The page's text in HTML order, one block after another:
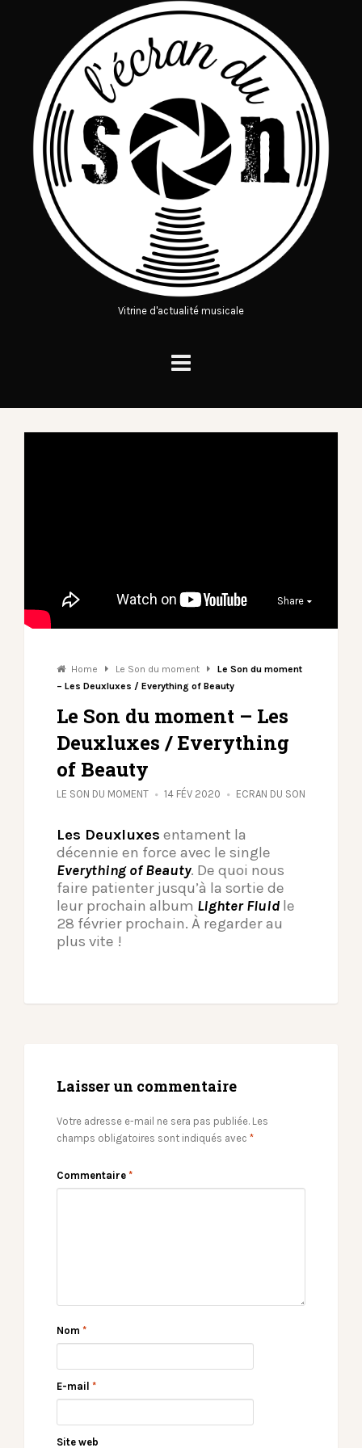
Vitrine d'actualité musicale
Share
Home Le Son du moment
Le Son du moment
– Les Deuxluxes / Everything of Beauty
Le Son du moment – Les
Deuxluxes / Everything
of Beauty
LE SON DU MOMENT 14 FÉV 2020 ECRAN DU SON
Les Deuxluxes entament la
décennie en force avec le single
Everything of Beauty. De quoi nous
faire patienter jusqu’à la sortie de
leur prochain album Lighter Fluid le
28 février prochain. À regarder au
plus vite !
Laisser un commentaire
Votre adresse e-mail ne sera pas publiée. Les
champs obligatoires sont indiqués avec *
Commentaire *
Nom *
E-mail *
Site web